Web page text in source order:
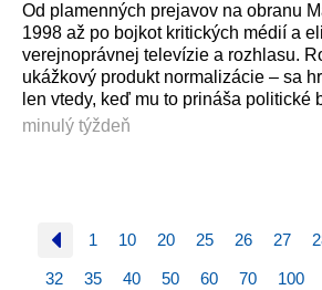
Od plamenných prejavov na obranu
1998 až po bojkot kritických médií a
verejnoprávnej televízie a rozhlasu.
ukážkový produkt normalizácie – sa
len vtedy, keď mu to prináša politické
minulý týždeň
1 10 20 25 26 27
32 35 40 50 60 70 100